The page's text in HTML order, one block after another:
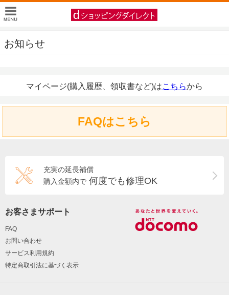
お知らせ
マイページ(購入履歴、領収書など)はこちらから
FAQはこちら
充実の延長補償
購入金額内で 何度でも修理OK
お客さまサポート
FAQ
お問い合わせ
サービス利用規約
特定商取引法に基づく表示